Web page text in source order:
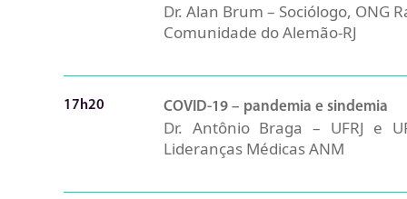
Dr. Alan Brum – Sociólogo, ONG
Comunidade do Alemão-RJ
17h20 COVID-19 – pandemia e sindemia
Dr. Antônio Braga – UFRJ e
Lideranças Médicas ANM